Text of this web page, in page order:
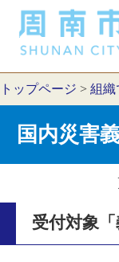
トップページ > 組織
国内災害
受付対象